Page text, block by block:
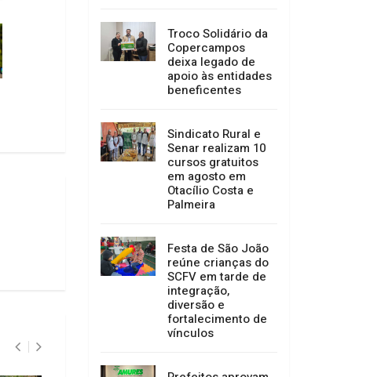
Troco Solidário da
Copercampos
deixa legado de
apoio às entidades
beneficentes
Sindicato Rural e
Senar realizam 10
cursos gratuitos
em agosto em
Otacílio Costa e
Palmeira
Festa de São João
reúne crianças do
SCFV em tarde de
integração,
diversão e
fortalecimento de
vínculos